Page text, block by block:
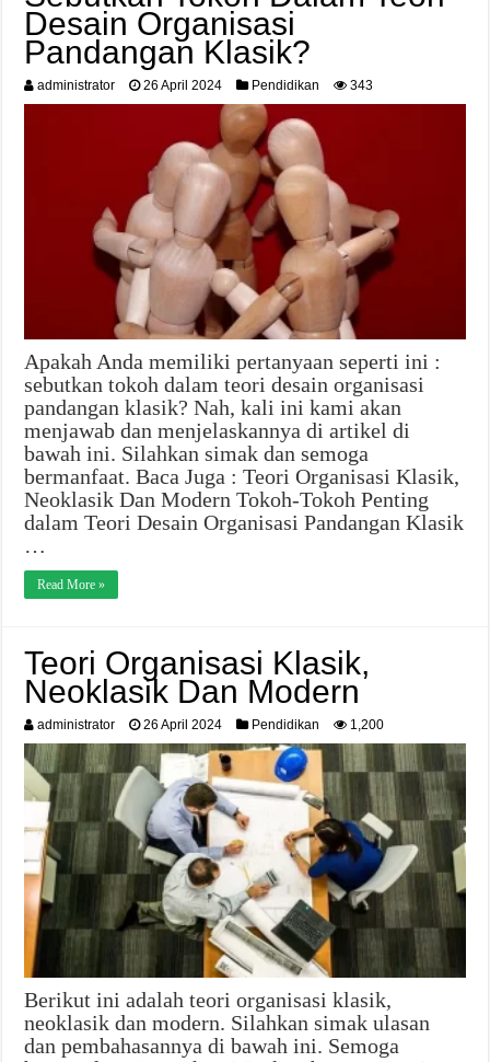
Desain Organisasi
Pandangan Klasik?
administrator 26 April 2024 Pendidikan 343
Apakah Anda memiliki pertanyaan seperti ini :
sebutkan tokoh dalam teori desain organisasi
pandangan klasik? Nah, kali ini kami akan
menjawab dan menjelaskannya di artikel di
bawah ini. Silahkan simak dan semoga
bermanfaat. Baca Juga : Teori Organisasi Klasik,
Neoklasik Dan Modern Tokoh-Tokoh Penting
dalam Teori Desain Organisasi Pandangan Klasik
…
Read More »
Teori Organisasi Klasik,
Neoklasik Dan Modern
administrator 26 April 2024 Pendidikan 1,200
Berikut ini adalah teori organisasi klasik,
neoklasik dan modern. Silahkan simak ulasan
dan pembahasannya di bawah ini. Semoga